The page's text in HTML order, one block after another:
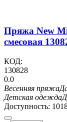
Пряжа New
смесовая
КОД:
130828
0.0
Весенняя пряжа
Детская одежда
Доступность: